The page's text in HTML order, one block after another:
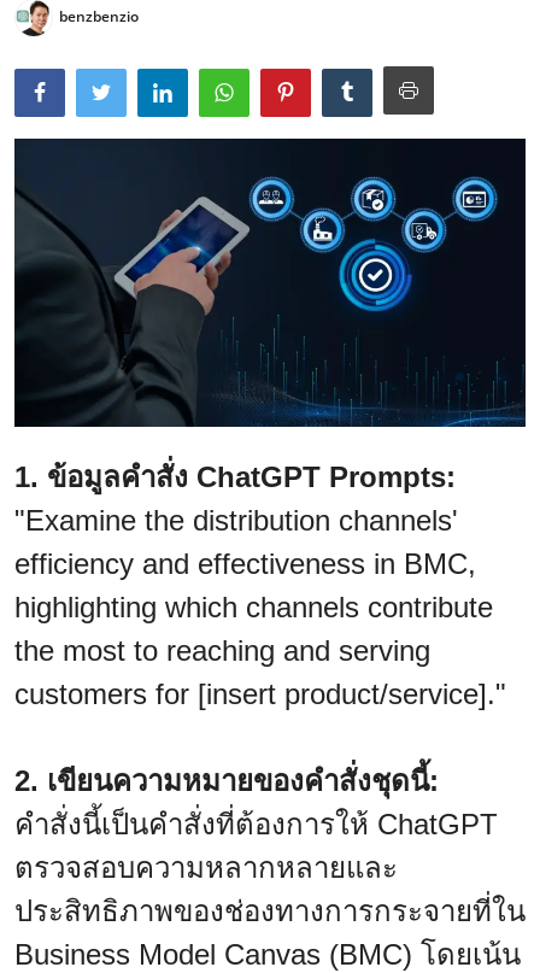
benzbenzio
1. ข้อมูลคำสั่ง ChatGPT Prompts:
"Examine the distribution channels'
efficiency and effectiveness in BMC,
highlighting which channels contribute
the most to reaching and serving
customers for [insert product/service]."
2. เขียนความหมายของคำสั่งชุดนี้:
คำสั่งนี้เป็นคำสั่งที่ต้องการให้ ChatGPT
ตรวจสอบความหลากหลายและ
ประสิทธิภาพของช่องทางการกระจายที่ใน
Business Model Canvas (BMC) โดยเน้น